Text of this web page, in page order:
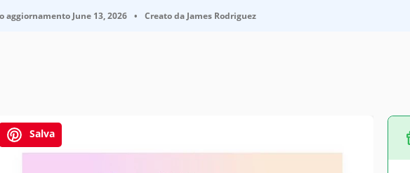
aggiornamento June 13, 2026 • Creato da James Rodriguez
Salva